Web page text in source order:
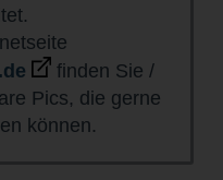
finden Sie /
Pics, die gerne
können.